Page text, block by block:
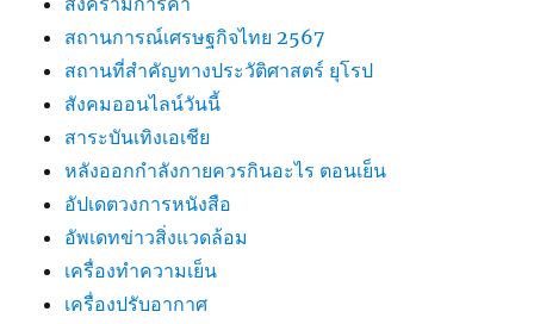
สถานการณ์เศรษฐกิจไทย 2567
สถานที่สําคัญทางประวัติศาสตร์ ยุโรป
สังคมออนไลน์วันนี้
สาระบันเทิงเอเชีย
หลังออกกําลังกายควรกินอะไร ตอนเย็น
อัปเดตวงการหนังสือ
อัพเดทข่าวสิ่งแวดล้อม
เครื่องทำความเย็น
เครื่องปรับอากาศ